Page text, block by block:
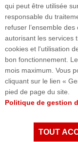
54, boulevard
Tél.
accueil.jean-
qui peut être utilisée
responsable du
refuser l’ensemble
autorisant les services
cookies et l'utilisation
bon fonctionnement.
mois maximum. Vous
cliquant sur le lien «
pied de page du site.
Politique de gestion
TOUT